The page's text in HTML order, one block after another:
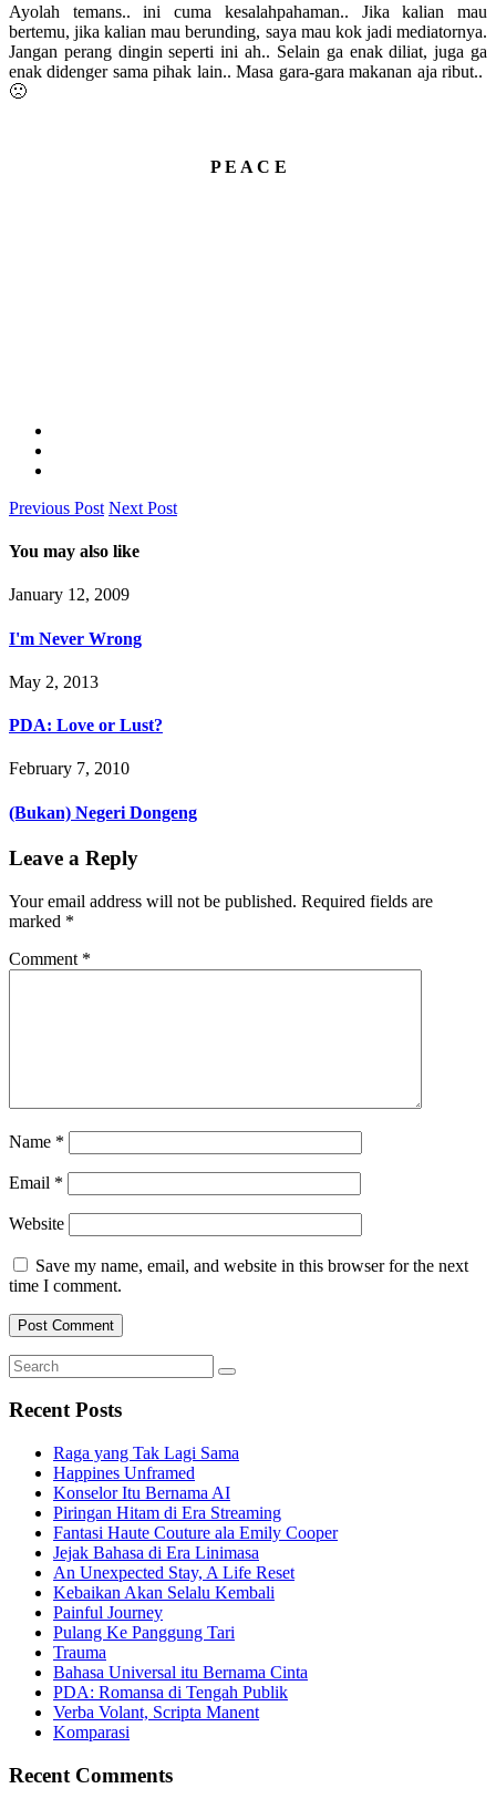
Ayolah temans.. ini cuma kesalahpahaman.. Jika kalian mau
bertemu, jika kalian mau berunding, saya mau kok jadi mediatornya.
Jangan perang dingin seperti ini ah.. Selain ga enak diliat, juga ga
enak didenger sama pihak lain.. Masa gara-gara makanan aja ribut..
🙁
P E A C E
Previous Post Next Post
You may also like
January 12, 2009
I'm Never Wrong
May 2, 2013
PDA: Love or Lust?
February 7, 2010
(Bukan) Negeri Dongeng
Leave a Reply
Your email address will not be published. Required fields are
marked *
Comment *
Name *
Email *
Website
Save my name, email, and website in this browser for the next
time I comment.
Search
for:
Search
Recent Posts
Raga yang Tak Lagi Sama
Happines Unframed
Konselor Itu Bernama AI
Piringan Hitam di Era Streaming
Fantasi Haute Couture ala Emily Cooper
Jejak Bahasa di Era Linimasa
An Unexpected Stay, A Life Reset
Kebaikan Akan Selalu Kembali
Painful Journey
Pulang Ke Panggung Tari
Trauma
Bahasa Universal itu Bernama Cinta
PDA: Romansa di Tengah Publik
Verba Volant, Scripta Manent
Komparasi
Recent Comments